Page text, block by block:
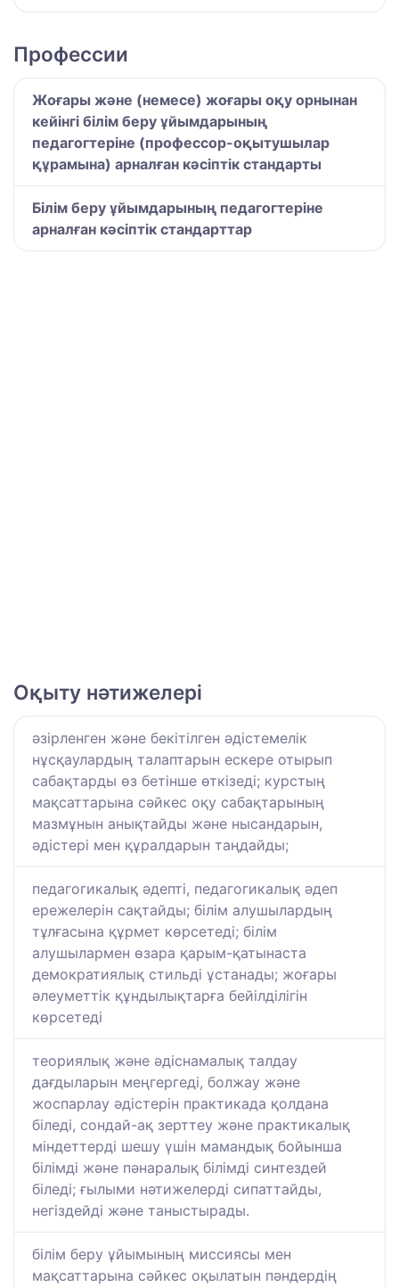
Профессии
Жоғары және (немесе) жоғары оқу орнынан
кейінгі білім беру ұйымдарының
педагогтеріне (профессор-оқытушылар
құрамына) арналған кәсіптік стандарты
Білім беру ұйымдарының педагогтеріне
арналған кәсіптік стандарттар
Оқыту нәтижелері
әзірленген және бекітілген әдістемелік
нұсқаулардың талаптарын ескере отырып
сабақтарды өз бетінше өткізеді; курстың
мақсаттарына сәйкес оқу сабақтарының
мазмұнын анықтайды және нысандарын,
әдістері мен құралдарын таңдайды;
педагогикалық әдепті, педагогикалық әдеп
ережелерін сақтайды; білім алушылардың
тұлғасына құрмет көрсетеді; білім
алушылармен өзара қарым-қатынаста
демократиялық стильді ұстанады; жоғары
әлеуметтік құндылықтарға бейілділігін
көрсетеді
теориялық және әдіснамалық талдау
дағдыларын меңгергеді, болжау және
жоспарлау әдістерін практикада қолдана
біледі, сондай-ақ зерттеу және практикалық
міндеттерді шешу үшін мамандық бойынша
білімді және пәнаралық білімді синтездей
біледі; ғылыми нәтижелерді сипаттайды,
негіздейді және таныстырады.
білім беру ұйымының миссиясы мен
мақсаттарына сәйкес оқылатын пәндердің